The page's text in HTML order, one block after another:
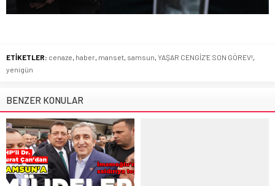
ETİKETLER: cenaze, haber, manset, samsun, YAŞAR CENGİZ'E SON GÖREV!,
yenigün
BENZER KONULAR